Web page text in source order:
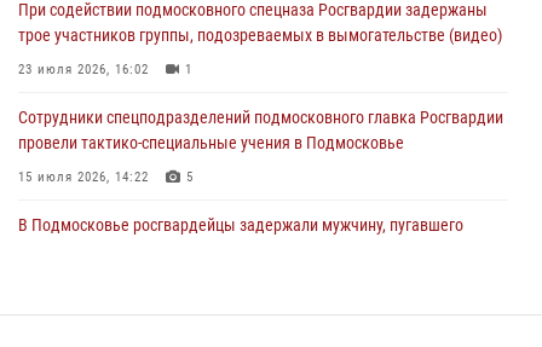
«семейным подрядом» в Подмосковье (видео)
03 августа 2026, 15:08
При содействии подмосковного спецназа Росгвардии задержаны
трое участников группы, подозреваемых в вымогательстве (видео)
23 июля 2026, 16:02 1
Сотрудники спецподразделений подмосковного главка Росгвардии
провели тактико-специальные учения в Подмосковье
15 июля 2026, 14:22 5
В Подмосковье росгвардейцы задержали мужчину, пугавшего